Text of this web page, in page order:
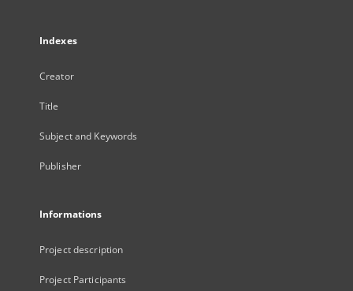
Indexes
Creator
Title
Subject and Keywords
Publisher
Informations
Project description
Project Participants